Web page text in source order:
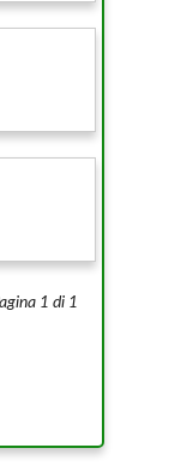
1 di 1